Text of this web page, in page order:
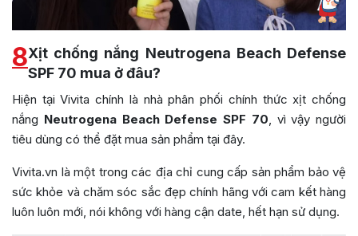
8Xịt chống nắng Neutrogena Beach Defense
SPF 70 mua ở đâu?
Hiện tại Vivita chính là nhà phân phối chính thức xịt chống
nắng Neutrogena Beach Defense SPF 70 , vì vậy người
tiêu dùng có thể đặt mua sản phẩm tại đây.
Vivita.vn là một trong các địa chỉ cung cấp sản phẩm bảo vệ
sức khỏe và chăm sóc sắc đẹp chính hãng với cam kết hàng
luôn luôn mới, nói không với hàng cận date, hết hạn sử dụng.